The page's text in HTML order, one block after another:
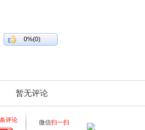
0%(0)
暂无评论
评论 微信扫一扫